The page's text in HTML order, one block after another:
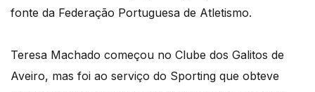
fonte da Federação Portuguesa de Atletismo.
Teresa Machado começou no Clube dos Galitos de
Aveiro, mas foi ao serviço do Sporting que obteve